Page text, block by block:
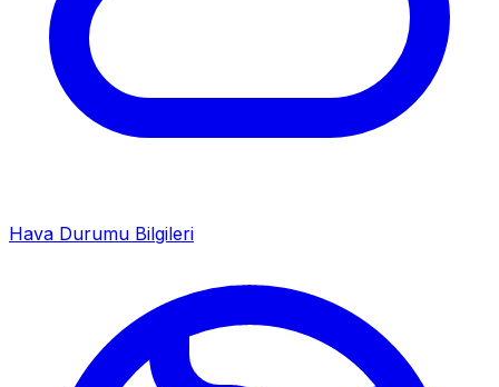
Hava Durumu Bilgileri